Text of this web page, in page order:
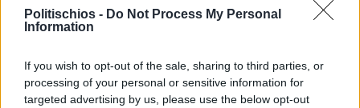
Politischios - Do Not Process My Personal
Information
If you wish to opt-out of the sale, sharing to third parties, or
processing of your personal or sensitive information for
targeted advertising by us, please use the below opt-out